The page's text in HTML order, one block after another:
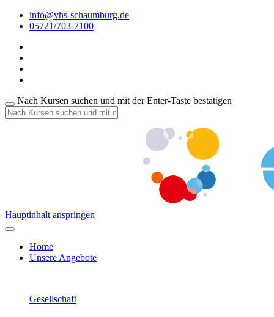
info@vhs-schaumburg.de
05721/703-7100
Nach Kursen suchen und mit der Enter-Taste bestätigen
Hauptinhalt anspringen
Home
Unsere Angebote
Gesellschaft